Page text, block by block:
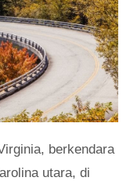
berkendara
utara, di